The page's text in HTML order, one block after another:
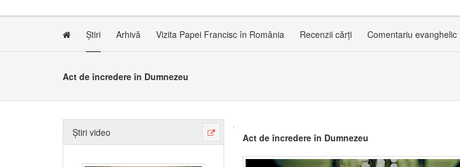
Știri Arhivă Vizita Papei Francisc în România Recenzii cărți Comentariu evanghelic
Act de încredere în Dumnezeu
Știri video Act de încredere în Dumnezeu